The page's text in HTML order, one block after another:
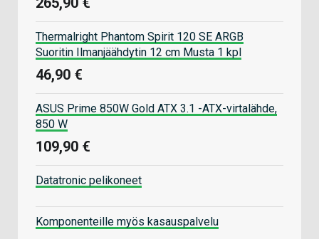
Thermalright Phantom Spirit 120 SE ARGB
Suoritin Ilmanjäähdytin 12 cm Musta 1 kpl
46,90 €
ASUS Prime 850W Gold ATX 3.1 -ATX-virtalähde,
850 W
109,90 €
Datatronic pelikoneet
Komponenteille myös kasauspalvelu